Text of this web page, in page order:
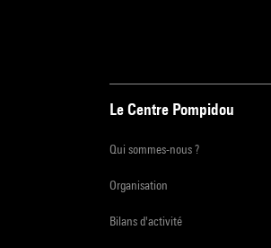
Le Centre Pompidou
Qui sommes-nous ?
Organisation
Bilans d'activité